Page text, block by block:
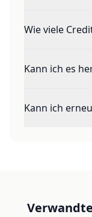
vertikalen
Wie viele
ab. Der
Kann ich es
und in
Kann ich